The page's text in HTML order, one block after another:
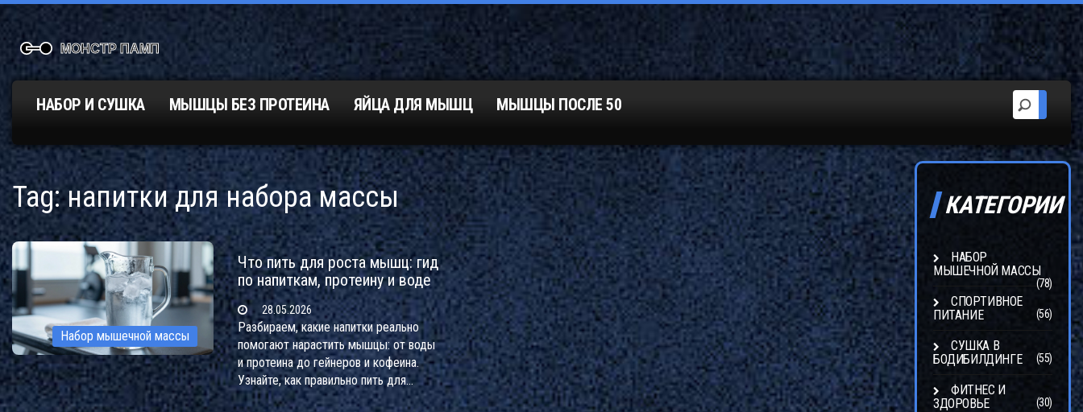
НАБОР И СУШКА МЫШЦЫ БЕЗ ПРОТЕИНА ЯЙЦА ДЛЯ МЫШЦ МЫШЦЫ ПОСЛЕ 50
Tag: напитки для набора массы
Набор мышечной массы
Что пить для роста мышц: гид
по напиткам, протеину и воде
28.05.2026
Разбираем, какие напитки реально
помогают нарастить мышцы: от воды
и протеина до гейнеров и кофеина.
Узнайте, как правильно пить для
максимального результата.
КАТЕГОРИИ
НАБОР
МЫШЕЧНОЙ МАССЫ
(78)
СПОРТИВНОЕ
ПИТАНИЕ
(56)
СУШКА В
БОДИБИЛДИНГЕ
(55)
ФИТНЕС И
ЗДОРОВЬЕ
(30)